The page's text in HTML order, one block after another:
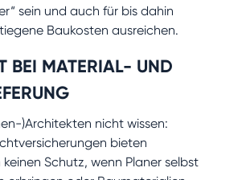
sein und auch für bis dahin
Baukosten ausreichen.
BEI MATERIAL- UND
)Architekten nicht wissen:
bieten
Schutz, wenn Planer selbst